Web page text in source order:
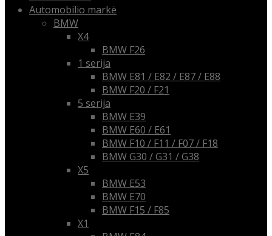
Automobilio markė
BMW
X4
BMW F26
1 serija
BMW E81 / E82 / E87 / E88
BMW F20 / F21
5 serija
BMW E39
BMW E60 / E61
BMW F10 / F11 / F07 / F18
BMW G30 / G31 / G38
X5
BMW E53
BMW E70
BMW F15 / F85
X1